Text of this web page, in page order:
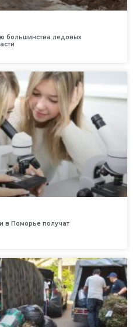
большинства ледовых
в Поморье получат